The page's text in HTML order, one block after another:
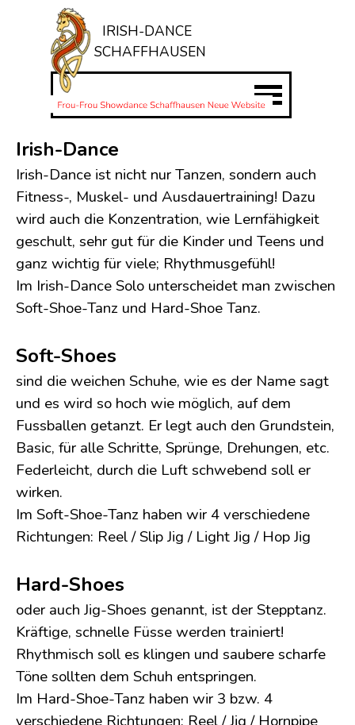
Direkt zum Seiteninhalt
Menü überspringen
IRISH-DANCE
SCHAFFHAUSEN
Irish-Dance
Irish-Dance ist nicht nur Tanzen, sondern auch
Fitness-, Muskel- und Ausdauertraining! Dazu
wird auch die Konzentration, wie Lernfähigkeit
geschult, sehr gut für die Kinder und Teens und
ganz wichtig für viele; Rhythmusgefühl!
Im Irish-Dance Solo unterscheidet man zwischen
Soft-Shoe-Tanz und Hard-Shoe Tanz.
Soft-Shoes
sind die weichen Schuhe, wie es der Name sagt
und es wird so hoch wie möglich, auf dem
Fussballen getanzt. Er legt auch den Grundstein,
Basic, für alle Schritte, Sprünge, Drehungen, etc.
Federleicht, durch die Luft schwebend soll er
wirken.
Im Soft-Shoe-Tanz haben wir 4 verschiedene
Richtungen: Reel / Slip Jig / Light Jig / Hop Jig
Hard-Shoes
oder auch Jig-Shoes genannt, ist der Stepptanz.
Kräftige, schnelle Füsse werden trainiert!
Rhythmisch soll es klingen und saubere scharfe
Töne sollten dem Schuh entspringen.
Im Hard-Shoe-Tanz haben wir 3 bzw. 4